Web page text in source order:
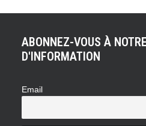
ABONNEZ-VOUS À
D'INFORMATION
Email